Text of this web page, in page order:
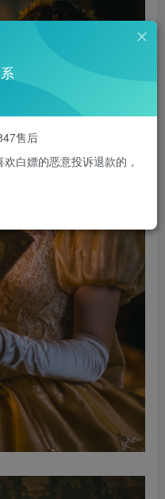
售后
白嫖的恶意投诉退款的，